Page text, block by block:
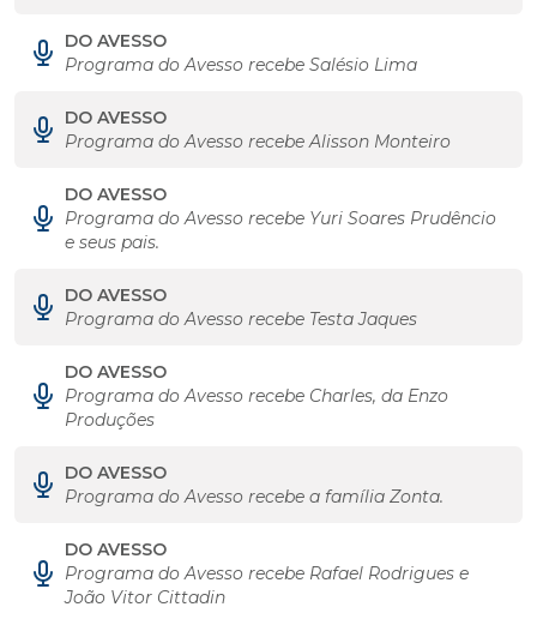
DO AVESSO
Programa do Avesso recebe Salésio Lima
DO AVESSO
Programa do Avesso recebe Alisson Monteiro
DO AVESSO
Programa do Avesso recebe Yuri Soares Prudêncio
e seus pais.
DO AVESSO
Programa do Avesso recebe Testa Jaques
DO AVESSO
Programa do Avesso recebe Charles, da Enzo
Produções
DO AVESSO
Programa do Avesso recebe a família Zonta.
DO AVESSO
Programa do Avesso recebe Rafael Rodrigues e
João Vitor Cittadin